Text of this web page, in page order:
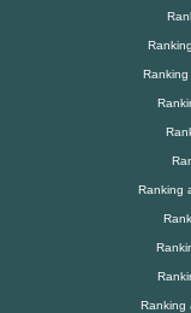
Ranking
Ranking
Ranking